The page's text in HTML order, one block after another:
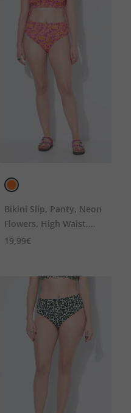
Bikini Slip, Panty, Neon
Flowers, High Waist,
Shaping
19,99€